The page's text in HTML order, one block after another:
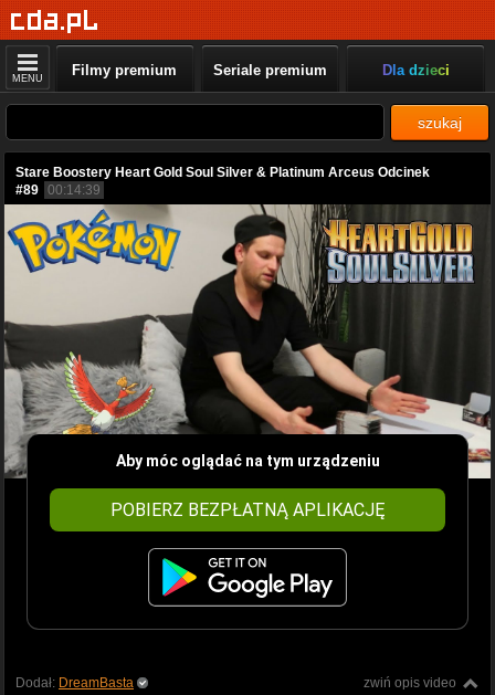
MENU Filmy premium Seriale premium Dla dzieci
szukaj
Stare Boostery Heart Gold Soul Silver & Platinum Arceus Odcinek
#89 00:14:39
Aby móc oglądać na tym urządzeniu
POBIERZ BEZPŁATNĄ APLIKACJĘ
zwiń opis video
Dodał: DreamBasta